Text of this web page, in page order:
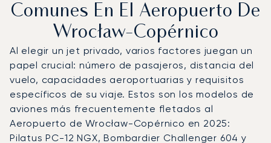
Comunes En El Aeropuerto De
Wrocław-Copérnico
Al elegir un jet privado, varios factores juegan un
papel crucial: número de pasajeros, distancia del
vuelo, capacidades aeroportuarias y requisitos
específicos de su viaje. Estos son los modelos de
aviones más frecuentemente fletados al
Aeropuerto de Wrocław-Copérnico en 2025:
Pilatus PC-12 NGX, Bombardier Challenger 604 y